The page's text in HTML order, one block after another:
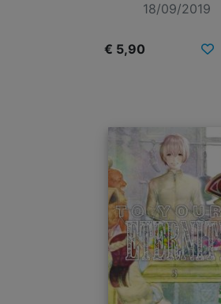
18/09/2019
€ 5,90